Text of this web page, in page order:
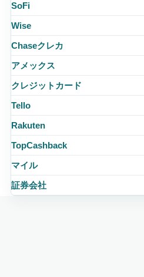
SoFi
Wise
Chaseクレカ
アメックス
クレジットカード
Tello
Rakuten
TopCashback
マイル
証券会社